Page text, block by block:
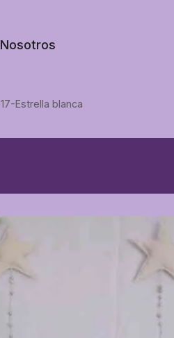
Nosotros
17-Estrella blanca